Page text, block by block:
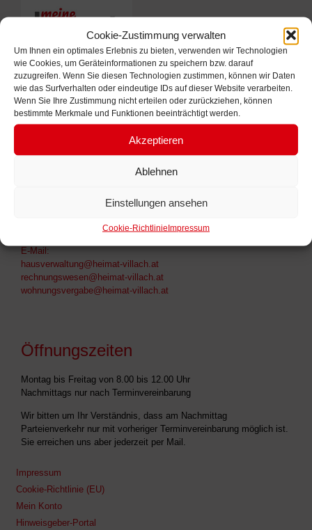
Cookie-Zustimmung verwalten
Um Ihnen ein optimales Erlebnis zu bieten, verwenden wir Technologien
wie Cookies, um Geräteinformationen zu speichern bzw. darauf
zuzugreifen. Wenn Sie diesen Technologien zustimmen, können wir Daten
wie das Surfverhalten oder eindeutige IDs auf dieser Website verarbeiten.
Wenn Sie Ihre Zustimmung nicht erteilen oder zurückziehen, können
bestimmte Merkmale und Funktionen beeinträchtigt werden.
Akzeptieren
Ablehnen
Einstellungen ansehen
Cookie-RichtlinieImpressum
Kontakt
Gemeinnützige Bau-, Wohn- und
Siedlungsgenossenschaft
registrierte Genossenschaft mit beschränkter Haftung
E-Mail:
hausverwaltung@heimat-villach.at
rechnungswesen@heimat-villach.at
wohnungsvergabe@heimat-villach.at
Öffnungszeiten
Montag bis Freitag von 8.00 bis 12.00 Uhr
Nachmittags nur nach Terminvereinbarung
Wir bitten um Ihr Verständnis, dass am Nachmittag
Parteienverkehr nur mit vorheriger Terminvereinbarung möglich ist.
Sie erreichen uns aber jederzeit per Mail.
Impressum
Cookie-Richtlinie (EU)
Mein Konto
Hinweisgeber-Portal